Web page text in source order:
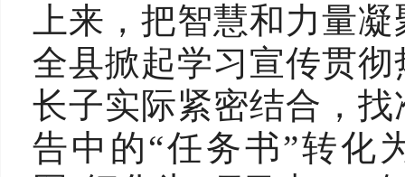
上来，把智慧和力量
全县掀起学习宣传贯
长子实际紧密结合，
告中的“任务书”转化